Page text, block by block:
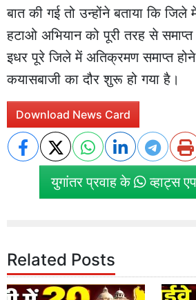
बात की गई तो उन्होंने बताया कि
हटाओ अभियान को पूरी तरह से समाप्त
इधर पूरे जिले में अतिक्रमण समाप्त
कयासबाजी का दौर शुरू हो गया है।
Download News Card
युगांतर प्रवाह के व्हाट्स
Related Posts